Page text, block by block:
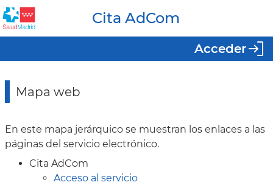
Cita AdCom
Acceder
Mapa web
En este mapa jerárquico se muestran los enlaces a las
páginas del servicio electrónico.
Cita AdCom
Acceso al servicio